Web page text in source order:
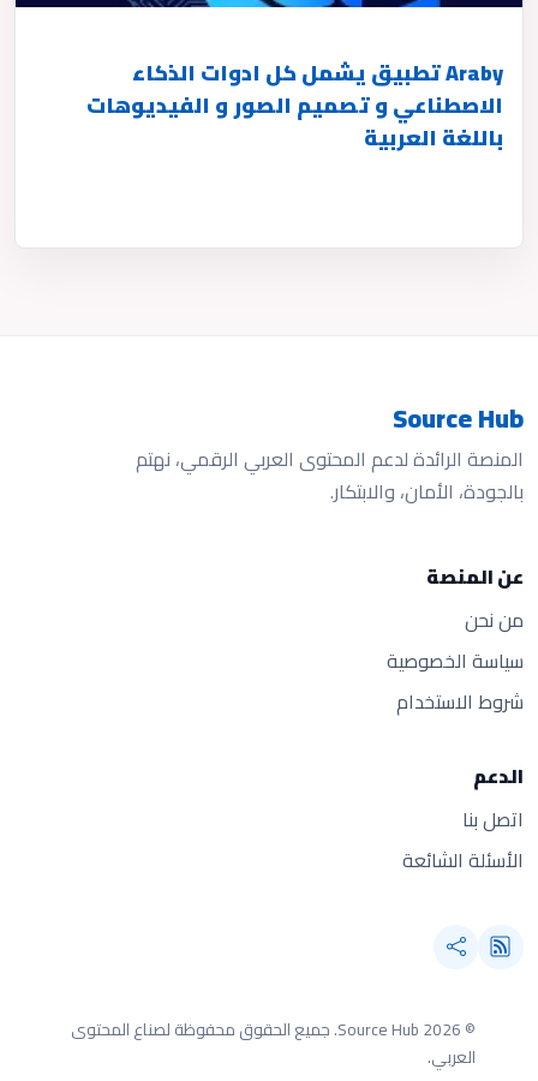
Araby تطبيق يشمل كل ادوات الذكاء
الاصطناعي و تصميم الصور و الفيديوهات
باللغة العربية
Source Hub
المنصة الرائدة لدعم المحتوى العربي الرقمي، نهتم
بالجودة، الأمان، والابتكار.
عن المنصة
من نحن
سياسة الخصوصية
شروط الاستخدام
الدعم
اتصل بنا
الأسئلة الشائعة
© 2026 Source Hub.
جميع الحقوق محفوظة لصناع المحتوى
العربي.